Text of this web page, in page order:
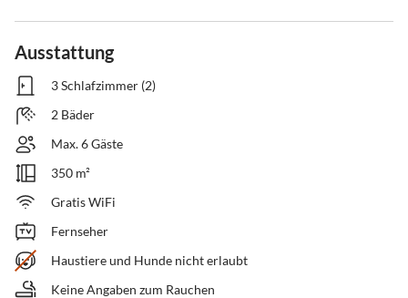
Ausstattung
3 Schlafzimmer (2)
2 Bäder
Max. 6 Gäste
350 m²
Gratis WiFi
Fernseher
Haustiere und Hunde nicht erlaubt
Keine Angaben zum Rauchen